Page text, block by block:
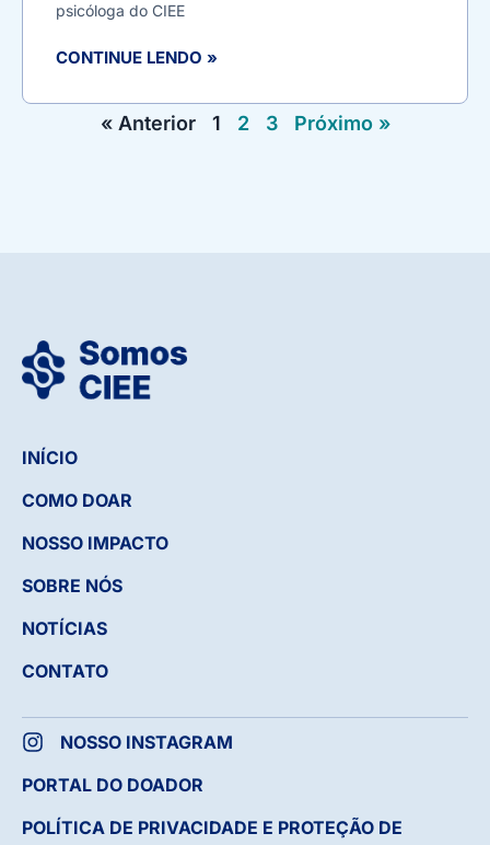
psicóloga do CIEE
CONTINUE LENDO »
« Anterior 1 2 3 Próximo »
INÍCIO
COMO DOAR
NOSSO IMPACTO
SOBRE NÓS
NOTÍCIAS
CONTATO
NOSSO INSTAGRAM
PORTAL DO DOADOR
POLÍTICA DE PRIVACIDADE E PROTEÇÃO DE